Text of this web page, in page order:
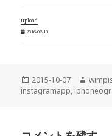
upload
2016-02-19
投
稿
2015-10-07
作
成
instagramapp,